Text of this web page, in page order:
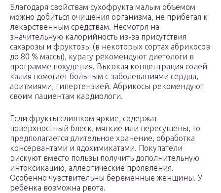
Благодаря свойствам сухофрукта малым объемом
можно добиться очищения организма, не прибегая к
лекарственным средствам. Несмотря на
значительную калорийность из-за присутствия
сахарозы и фруктозы (в некоторых сортах абрикосов
до 80 % массы), курагу рекомендуют диетологи в
программе похудения. Высокая концентрация солей
калия помогает больным с заболеваниями сердца,
аритмиями, гипертензией. Абрикосы рекомендуют
своим пациентам кардиологи.
Если фрукты слишком яркие, содержат
поверхностный блеск, мягкие или пересушены, то
предполагается длительное хранение, обработка
консервантами и ядохимикатами. Покупатели
рискуют вместо пользы получить дополнительную
интоксикацию, аллергические проявления.
Особенно чувствительны беременные женщины. У
ребенка возможна рвота.